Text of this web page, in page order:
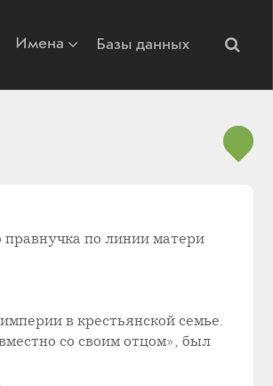
Имена Базы данных
по линии матери
в крестьянской семье.
со своим отцом», был